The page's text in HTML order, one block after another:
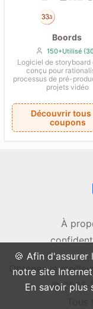
🍪 Afin d'assurer
notre site
En savoir plus
Boords
150+Utilisé
Logiciel de storyboard
conçu pour
processus de pré-
projets vidéo
Découvrir tous
coupons
À
Obtenez le
© 2006-